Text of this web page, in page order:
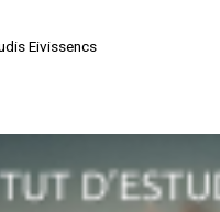
Eivissencs